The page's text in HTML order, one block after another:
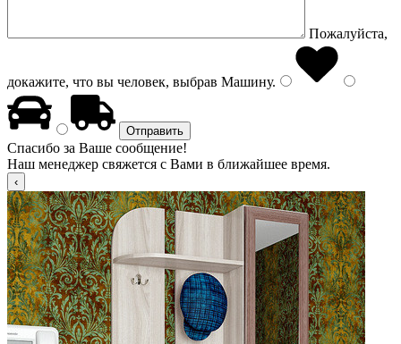
Пожалуйста,
докажите, что вы человек, выбрав Машину.
Спасибо за Ваше сообщение!
Наш менеджер свяжется с Вами в ближайшее время.